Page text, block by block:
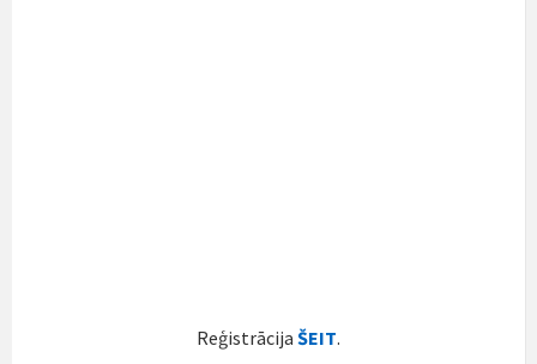
Reģistrācija ŠEIT.